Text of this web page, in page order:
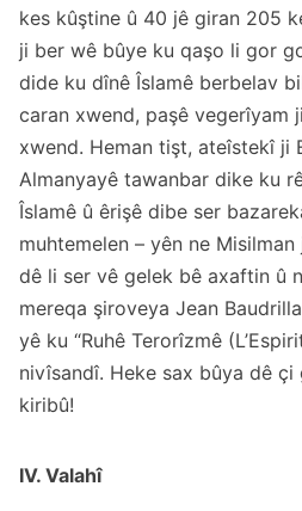
kes kûştine û 40 jê giran 205
ji ber wê bûye ku qaşo li gor
dide ku dînê Îslamê berbelav
caran xwend, paşê vegerîyam
xwend. Heman tişt, ateîstekî ji
Almanyayê tawanbar dike ku
Îslamê û êrişê dibe ser
muhtemelen – yên ne
dê li ser vê gelek bê axaftin û
mereqa şiroveya Jean
yê ku “Ruhê Terorîzmê
nivîsandî. Heke sax bûya dê
kiribû!
IV. Valahî